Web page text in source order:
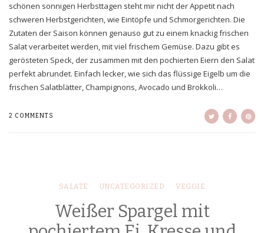
schönen sonnigen Herbsttagen steht mir nicht der Appetit nach
schweren Herbstgerichten, wie Eintöpfe und Schmorgerichten. Die
Zutaten der Saison können genauso gut zu einem knackig frischen
Salat verarbeitet werden, mit viel frischem Gemüse. Dazu gibt es
gerösteten Speck, der zusammen mit den pochierten Eiern den Salat
perfekt abrundet. Einfach lecker, wie sich das flüssige Eigelb um die
frischen Salatblätter, Champignons, Avocado und Brokkoli…
2 COMMENTS
SALATE UNCATEGORIZED VEGGIE
Weißer Spargel mit